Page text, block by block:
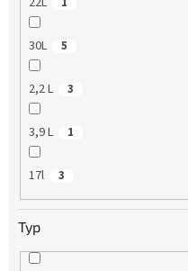
30L 5
2,2 L 3
3,9 L 1
17l 3
Typ